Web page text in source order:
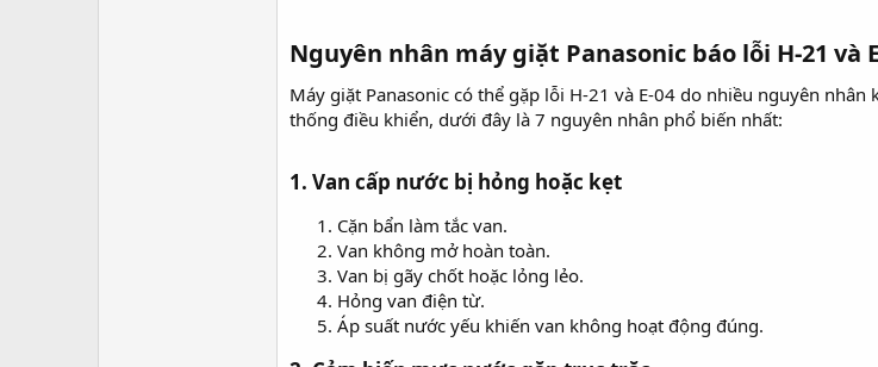
Nguyên nhân máy giặt Panasonic báo lỗi H-21 và
Máy giặt Panasonic có thể gặp lỗi H-21 và E-04 do nhiều nguyên
thống điều khiển, dưới đây là 7 nguyên nhân phổ biến nhất:
1. Van cấp nước bị hỏng hoặc kẹt
Cặn bẩn làm tắc van.
Van không mở hoàn toàn.
Van bị gãy chốt hoặc lỏng lẻo.
Hỏng van điện từ.
Áp suất nước yếu khiến van không hoạt động đúng.